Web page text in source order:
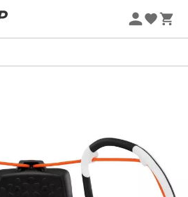
DODATKOWO przy zakupie 2
klienta